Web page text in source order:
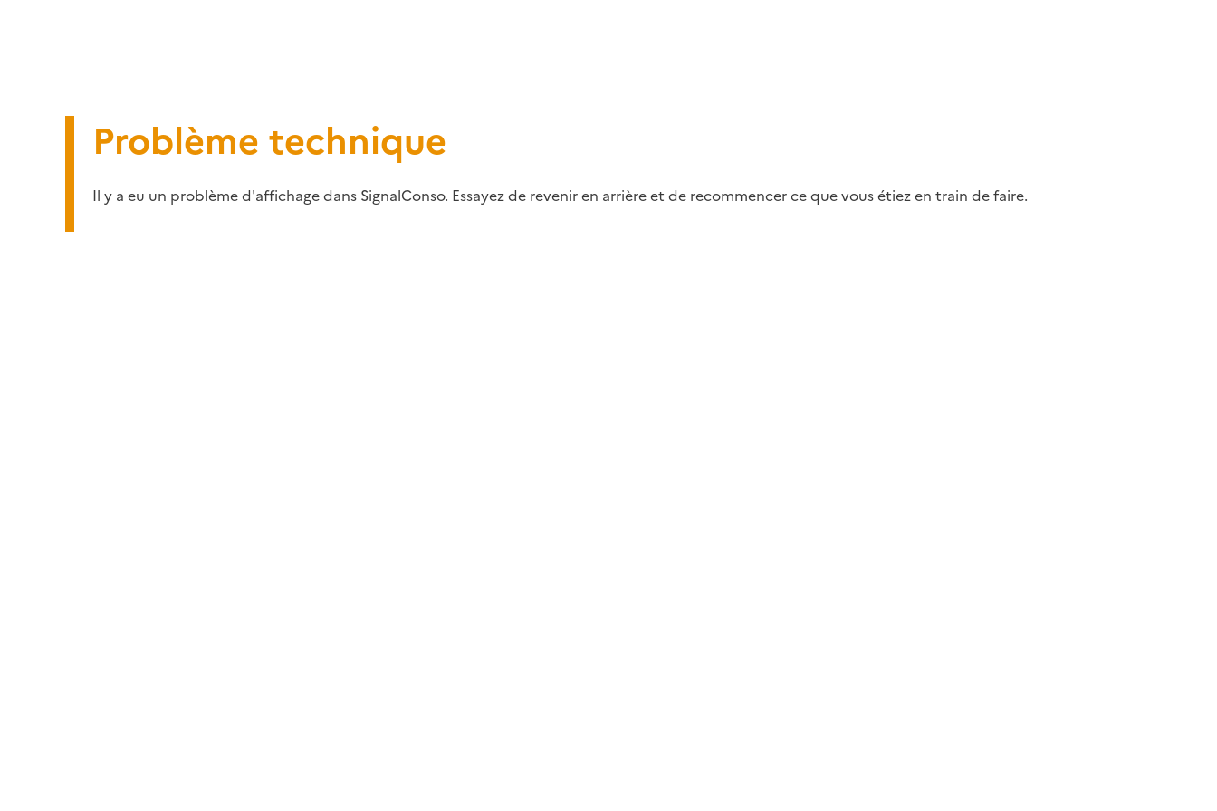
Problème technique
Il y a eu un problème d'affichage dans SignalConso. Essayez de revenir en arrière et de recommencer ce que vous étiez en train de faire.